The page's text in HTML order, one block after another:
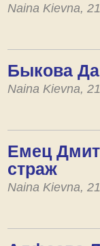
Naina Kievna,
Быкова
Naina Kievna,
Емец
страж
Naina Kievna,